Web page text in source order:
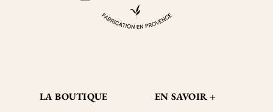
LA BOUTIQUE EN SAVOIR +